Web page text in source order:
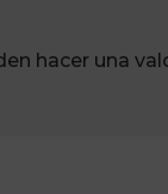
hacer una